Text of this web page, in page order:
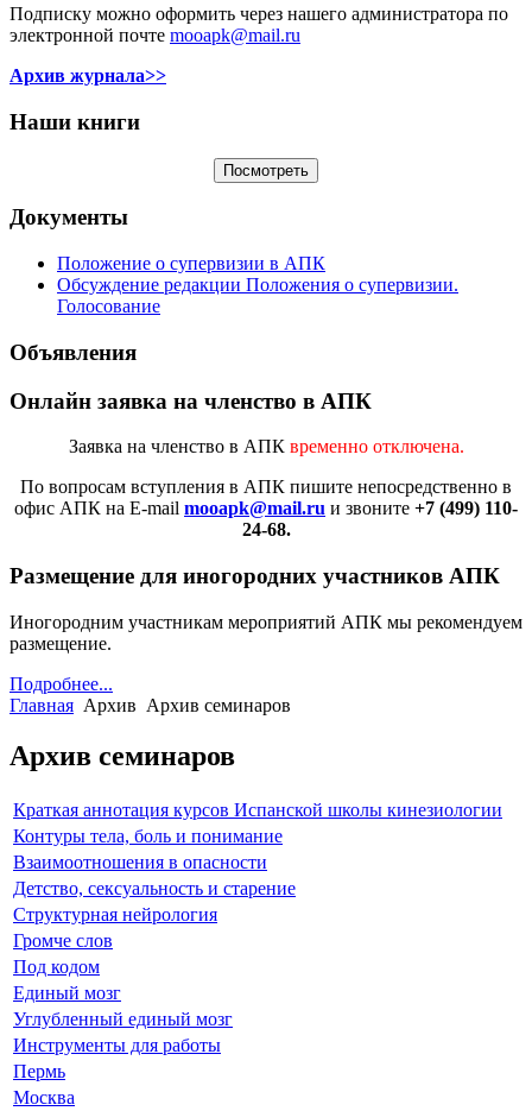
Подписку можно оформить через нашего администратора по
электронной почте mooapk@mail.ru
Архив журнала>>
Наши книги
Документы
Положение о супервизии в АПК
Обсуждение редакции Положения о супервизии.
Голосование
Объявления
Онлайн заявка на членство в АПК
Заявка на членство в АПК временно отключена.
По вопросам вступления в АПК пишите непосредственно в
офис АПК на E-mail mooapk@mail.ru и звоните +7 (499) 110-
24-68.
Размещение для иногородних участников АПК
Иногородним участникам мероприятий АПК мы рекомендуем
размещение.
Подробнее...
Главная Архив Архив семинаров
Архив семинаров
Краткая аннотация курсов Испанской школы кинезиологии
Контуры тела, боль и понимание
Взаимоотношения в опасности
Детство, сексуальность и старение
Структурная нейрология
Громче слов
Под кодом
Единый мозг
Углубленный единый мозг
Инструменты для работы
Пермь
Москва